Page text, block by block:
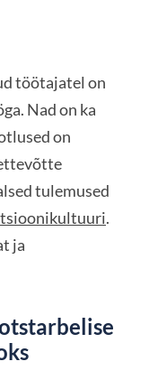
töötajatel on
Nad on ka
on
tulemused
.
ja